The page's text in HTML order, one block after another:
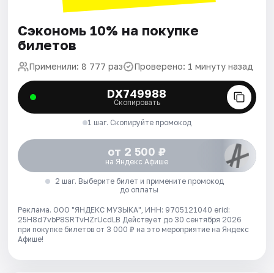
Сэкономь 10% на покупке
билетов
Применили: 8 777 раз Проверено: 1 минуту назад
DX749988
Скопировать
1 шаг. Скопируйте промокод
от 2 500 ₽
на Яндекс Афише
2 шаг. Выберите билет и примените промокод
до оплаты
Реклама. ООО "ЯНДЕКС МУЗЫКА", ИНН: 9705121040 erid:
25H8d7vbP8SRTvHZrUcdLB Действует до 30 сентября 2026
при покупке билетов от 3 000 ₽ на это мероприятие на Яндекс
Афише!